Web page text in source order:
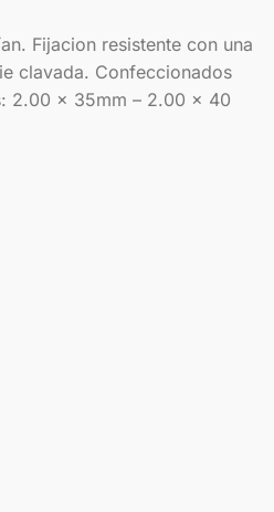
Fijacion resistente con una
clavada. Confeccionados
2.00 x 35mm – 2.00 x 40